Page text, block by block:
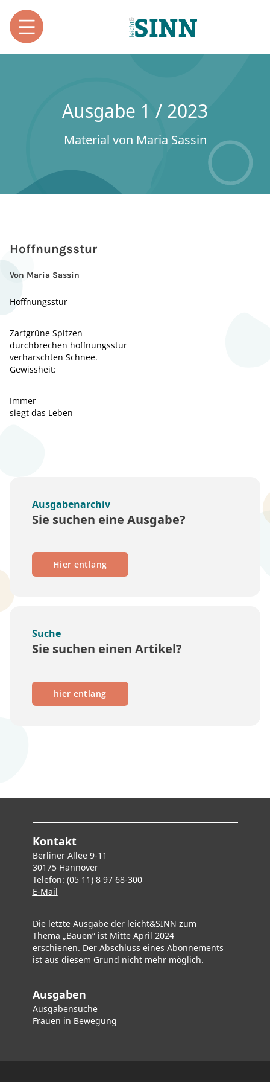
Ausgabe 1 / 2023
Material von Maria Sassin
Hoffnungsstur
Von Maria Sassin
Hoffnungsstur
Zartgrüne Spitzen
durchbrechen hoffnungsstur
verharschten Schnee.
Gewissheit:
Immer
siegt das Leben
Ausgabenarchiv
Sie suchen eine Ausgabe?
Hier entlang
Suche
Sie suchen einen Artikel?
hier entlang
Kontakt
Berliner Allee 9-11
30175 Hannover
Telefon: (05 11) 8 97 68-300
E-Mail
Die letzte Ausgabe der leicht&SINN zum
Thema „Bauen“ ist Mitte April 2024
erschienen. Der Abschluss eines Abonnements
ist aus diesem Grund nicht mehr möglich.
Ausgaben
Ausgabensuche
Frauen in Bewegung